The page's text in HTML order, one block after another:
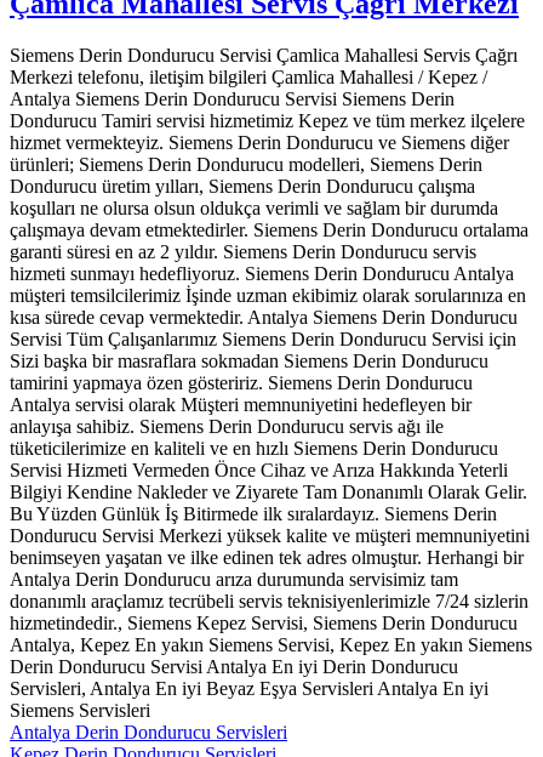
Siemens Derin Dondurucu Servisi Çamlica Mahallesi Servis Çağrı
Merkezi telefonu, iletişim bilgileri Çamlica Mahallesi / Kepez /
Antalya Siemens Derin Dondurucu Servisi Siemens Derin
Dondurucu Tamiri servisi hizmetimiz Kepez ve tüm merkez ilçelere
hizmet vermekteyiz. Siemens Derin Dondurucu ve Siemens diğer
ürünleri; Siemens Derin Dondurucu modelleri, Siemens Derin
Dondurucu üretim yılları, Siemens Derin Dondurucu çalışma
koşulları ne olursa olsun oldukça verimli ve sağlam bir durumda
çalışmaya devam etmektedirler. Siemens Derin Dondurucu ortalama
garanti süresi en az 2 yıldır. Siemens Derin Dondurucu servis
hizmeti sunmayı hedefliyoruz. Siemens Derin Dondurucu Antalya
müşteri temsilcilerimiz İşinde uzman ekibimiz olarak sorularınıza en
kısa sürede cevap vermektedir. Antalya Siemens Derin Dondurucu
Servisi Tüm Çalışanlarımız Siemens Derin Dondurucu Servisi için
Sizi başka bir masraflara sokmadan Siemens Derin Dondurucu
tamirini yapmaya özen gösteririz. Siemens Derin Dondurucu
Antalya servisi olarak Müşteri memnuniyetini hedefleyen bir
anlayışa sahibiz. Siemens Derin Dondurucu servis ağı ile
tüketicilerimize en kaliteli ve en hızlı Siemens Derin Dondurucu
Servisi Hizmeti Vermeden Önce Cihaz ve Arıza Hakkında Yeterli
Bilgiyi Kendine Nakleder ve Ziyarete Tam Donanımlı Olarak Gelir.
Bu Yüzden Günlük İş Bitirmede ilk sıralardayız. Siemens Derin
Dondurucu Servisi Merkezi yüksek kalite ve müşteri memnuniyetini
benimseyen yaşatan ve ilke edinen tek adres olmuştur. Herhangi bir
Antalya Derin Dondurucu arıza durumunda servisimiz tam
donanımlı araçlamız tecrübeli servis teknisiyenlerimizle 7/24 sizlerin
hizmetindedir., Siemens Kepez Servisi, Siemens Derin Dondurucu
Antalya, Kepez En yakın Siemens Servisi, Kepez En yakın Siemens
Derin Dondurucu Servisi Antalya En iyi Derin Dondurucu
Servisleri, Antalya En iyi Beyaz Eşya Servisleri Antalya En iyi
Siemens Servisleri
Antalya Derin Dondurucu Servisleri